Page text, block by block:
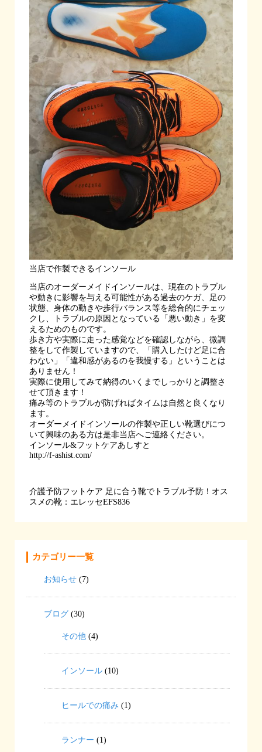
当店で作製できるインソール
当店のオーダーメイドインソールは、現在のトラブル
や動きに影響を与える可能性がある過去のケガ、足の
状態、身体の動きや歩行バランス等を総合的にチェッ
クし、トラブルの原因となっている「悪い動き」を変
えるためのものです。
歩き方や実際に走った感覚などを確認しながら、微調
整をして作製していますので、「購入したけど足に合
わない」「違和感があるのを我慢する」ということは
ありません！
実際に使用してみて納得のいくまでしっかりと調整さ
せて頂きます！
痛み等のトラブルが防げればタイムは自然と良くなり
ます。
オーダーメイドインソールの作製や正しい靴選びにつ
いて興味のある方は是非当店へご連絡ください。
インソール&フットケアあしすと
http://f-ashist.com/
介護予防フットケア 足に合う靴でトラブル予防！オス
スメの靴：エレッセEFS836
カテゴリー一覧
お知らせ (7)
ブログ (30)
その他 (4)
インソール (10)
ヒールでの痛み (1)
ランナー (1)